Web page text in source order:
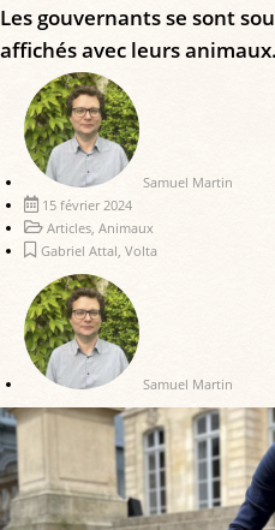
Les gouvernants se sont
affichés avec leurs animaux.
Samuel Martin
15 février 2024
Articles Animaux
Gabriel Attal Volta
Samuel Martin